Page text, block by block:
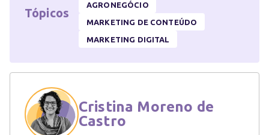
Tópicos
AGRONEGÓCIO
MARKETING DE CONTEÚDO
MARKETING DIGITAL
Cristina Moreno de
Castro